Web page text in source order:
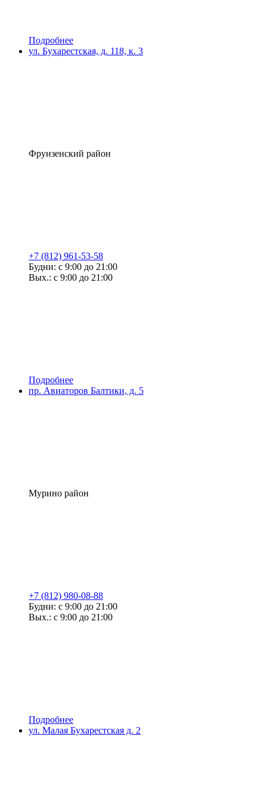
Подробнее
ул. Бухарестская, д. 118, к. 3
Фрунзенский район
+7 (812) 961-53-58
Будни: с 9:00 до 21:00
Вых.: с 9:00 до 21:00
Подробнее
пр. Авиаторов Балтики, д. 5
Мурино район
+7 (812) 980-08-88
Будни: с 9:00 до 21:00
Вых.: с 9:00 до 21:00
Подробнее
ул. Малая Бухарестская д. 2